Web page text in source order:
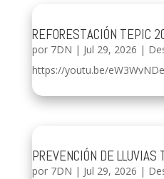
REFORESTACIÓN TEPIC
por 7DN | Jul 29, 2026 |
https://youtu.be/
PREVENCIÓN DE LLUVIAS
por 7DN | Jul 29, 2026 |